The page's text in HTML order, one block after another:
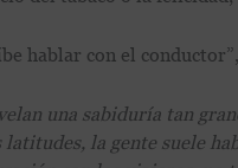
hablar con el
una sabiduría tan
la gente suele